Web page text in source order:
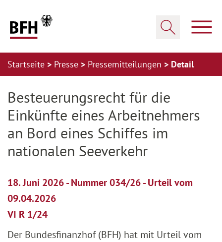
Startseite Presse Pressemitteilungen Detail
Besteuerungsrecht für die
Einkünfte eines Arbeitnehmers
an Bord eines Schiffes im
nationalen Seeverkehr
18. Juni 2026 - Nummer 034/26 - Urteil vom
09.04.2026
VI R 1/24
Der Bundesfinanzhof (BFH) hat mit Urteil vom